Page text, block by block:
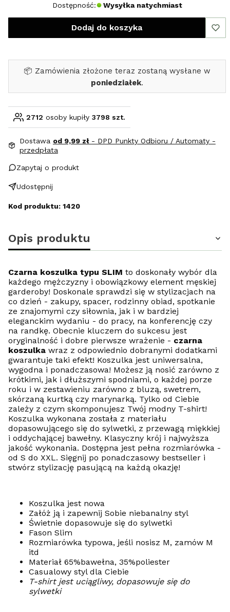
Dostępność: Wysyłka natychmiast
Dodaj do koszyka
📦 Zamówienia złożone teraz zostaną wysłane w
poniedziałek.
2712 osoby kupiły 3798 szt.
Dostawa od 9,99 zł - DPD Punkty Odbioru / Automaty -
przedpłata
Zapytaj o produkt
Udostępnij
Kod produktu: 1420
Opis produktu
Czarna koszulka typu SLIM to doskonały wybór dla
każdego mężczyzny i obowiązkowy element męskiej
garderoby! Doskonale sprawdzi się w stylizacjach na
co dzień - zakupy, spacer, rodzinny obiad, spotkanie
ze znajomymi czy siłownia, jak i w bardziej
eleganckim wydaniu - do pracy, na konferencję czy
na randkę. Obecnie kluczem do sukcesu jest
oryginalność i dobre pierwsze wrażenie - czarna
koszulka wraz z odpowiednio dobranymi dodatkami
gwarantuje taki efekt! Koszulka jest uniwersalna,
wygodna i ponadczasowa! Możesz ją nosić zarówno z
krótkimi, jak i dłuższymi spodniami, o każdej porze
roku i w zestawieniu zarówno z bluzą, swetrem,
skórzaną kurtką czy marynarką. Tylko od Ciebie
zależy z czym skomponujesz Twój modny T-shirt!
Koszulka wykonana została z materiału
dopasowującego się do sylwetki, z przewagą miękkiej
i oddychającej bawełny. Klasyczny krój i najwyższa
jakość wykonania. Dostępna jest pełna rozmiarówka -
od S do XXL. Sięgnij po ponadczasowy bestseller i
stwórz stylizację pasującą na każdą okazję!
Koszulka jest nowa
Załóż ją i zapewnij Sobie niebanalny styl
Świetnie dopasowuje się do sylwetki
Fason Slim
Rozmiarówka typowa, jeśli nosisz M, zamów M
itd
Materiał 65%bawełna, 35%poliester
Casualowy styl dla Ciebie
T-shirt jest uciągliwy, dopasowuje się do
sylwetki